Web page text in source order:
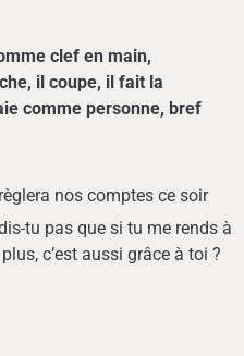
clef en main,
il coupe, il fait la
comme personne, bref
nos comptes ce soir
tu pas que si tu me rends à
c’est aussi grâce à toi ?